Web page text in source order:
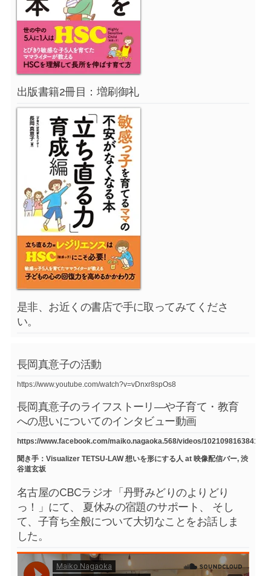
出版書籍2冊目：増刷御礼
是非、お近くの書店で手に取ってみてくださ
い。
長岡真意子の活動
https://www.youtube.com/watch?v=vDnxr8spOs8
長岡真意子のライフストーリ―や子育て・教育
への思いについてのインタビュー動画
https://www.facebook.com/maiko.nagaoka.568/videos/
聞き手：Visualizer TETSU-LAW 想いを形にする人 at 映像配信バー, 渋
谷道玄坂
名古屋のCBCラジオ「丹野みどりのよりどり
っ！」にて、 夏休みの宿題のサポート、 そし
て、子育ち全般について大切なことをお話しま
した。